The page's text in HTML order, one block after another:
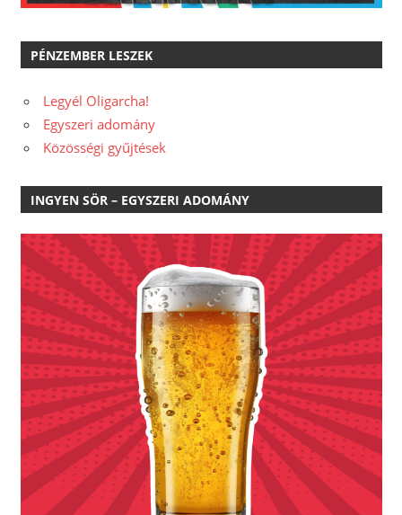
PÉNZEMBER LESZEK
Legyél Oligarcha!
Egyszeri adomány
Közösségi gyűjtések
INGYEN SÖR – EGYSZERI ADOMÁNY